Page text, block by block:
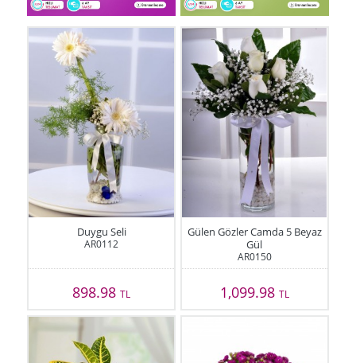
Duygu Seli
AR0112
898.98TL
Gülen Gözler Camda 5 Beyaz
Gül
AR0150
1,099.98 TL